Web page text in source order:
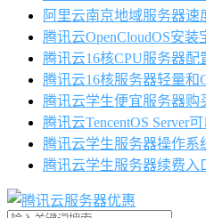
阿里云南京地域服务器速
腾讯云OpenCloudOS安
腾讯云16核CPU服务器配
腾讯云16核服务器轻量和
腾讯云学生便宜服务器购
腾讯云TencentOS Server
腾讯云学生服务器操作系
腾讯云学生服务器续费入